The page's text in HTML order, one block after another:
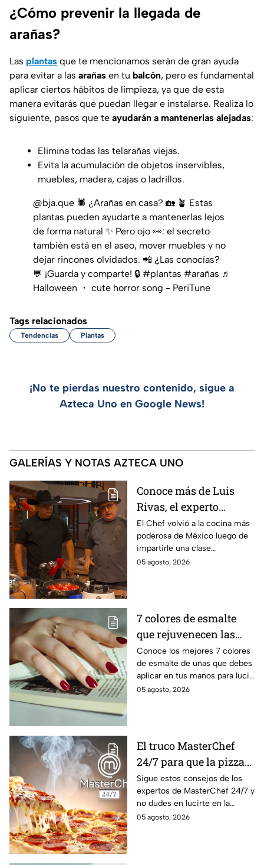
¿Cómo prevenir la llegada de
arañas?
Las plantas que te mencionamos serán de gran ayuda
para evitar a las arañas en tu balcón, pero es fundamental
aplicar ciertos hábitos de limpieza, ya que de esta
manera evitarás que puedan llegar e instalarse. Realiza lo
siguiente, pasos que te ayudarán a mantenerlas alejadas:
Elimina todas las telarañas viejas.
Evita la acumulación de objetos inservibles,
muebles, madera, cajas o ladrillos.
@bja.que 🕷️ ¿Arañas en casa? 🏡 🪴 Estas
plantas pueden ayudarte a mantenerlas lejos
de forma natural ✨ Pero ojo 👀: el secreto
también está en el aseo, mover muebles y no
dejar rincones olvidados. 📲 ¿Las conocías?
💬 ¡Guarda y comparte! 🔒 #plantas #arañas ♬
Halloween ・ cute horror song - PeriTune
Tags relacionados
Tendencias Plantas
¡No te pierdas nuestro contenido, sigue a
Azteca Uno en Google News!
GALERÍAS Y NOTAS AZTECA UNO
Conoce más de Luis
Rivas, el experto
parrillero que fue
invitado a la batalla por
equipos de MasterChef
24/7
El Chef volvió a la cocina más
poderosa de México luego de
impartirle una clase
personalizada a Ixdit
05 agosto, 2026
7 colores de esmalte
que rejuvenecen las
manos al instante y
combinan con todo
Conoce los mejores 7 colores
de esmalte de uñas que debes
aplicar en tus manos para lucir
una piel mucho más brillante y
05 agosto, 2026
El truco MasterChef
24/7 para que la pizza
quede crujiente y
deliciosa
Sigue estos consejos de los
expertos de MasterChef 24/7 y
no dudes en lucirte en la
cocina.
05 agosto, 2026